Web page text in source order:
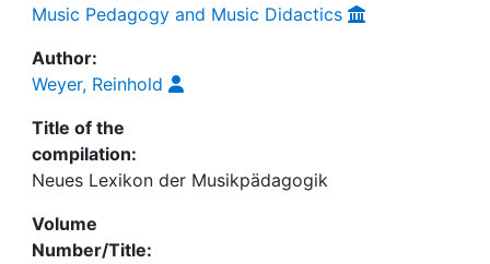
Music Pedagogy and Music Didactics
Author:
Weyer, Reinhold
Title of the
compilation:
Neues Lexikon der Musikpädagogik
Volume
Number/Title: